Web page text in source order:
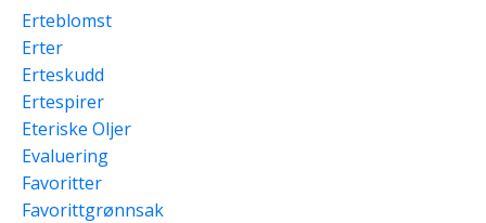
Erteblomst
Erter
Erteskudd
Ertespirer
Eteriske Oljer
Evaluering
Favoritter
Favorittgrønnsak